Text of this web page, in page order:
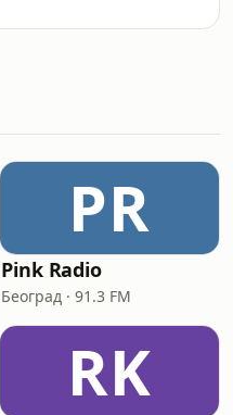
PR
Pink Radio
Београд · 91.3 FM
RK